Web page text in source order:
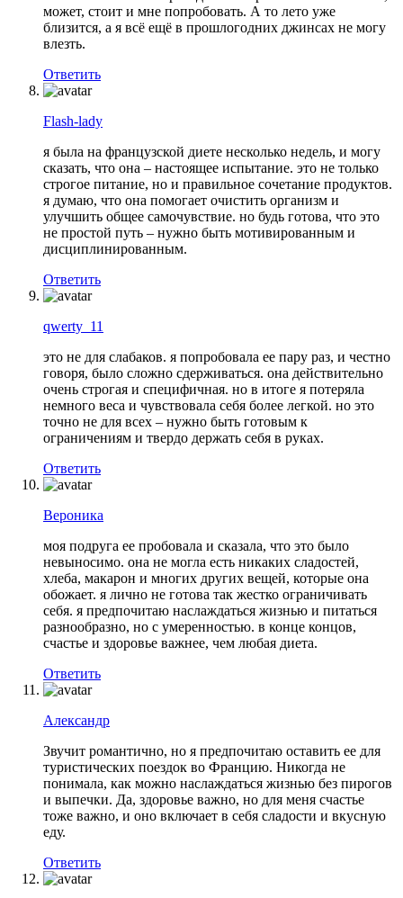
может, стоит и мне попробовать. А то лето уже
близится, а я всё ещё в прошлогодних джинсах не могу
влезть.
Ответить
Flash-lady
я была на французской диете несколько недель, и могу
сказать, что она – настоящее испытание. это не только
строгое питание, но и правильное сочетание продуктов.
я думаю, что она помогает очистить организм и
улучшить общее самочувствие. но будь готова, что это
не простой путь – нужно быть мотивированным и
дисциплинированным.
Ответить
qwerty_11
это не для слабаков. я попробовала ее пару раз, и честно
говоря, было сложно сдерживаться. она действительно
очень строгая и специфичная. но в итоге я потеряла
немного веса и чувствовала себя более легкой. но это
точно не для всех – нужно быть готовым к
ограничениям и твердо держать себя в руках.
Ответить
Вероника
моя подруга ее пробовала и сказала, что это было
невыносимо. она не могла есть никаких сладостей,
хлеба, макарон и многих других вещей, которые она
обожает. я лично не готова так жестко ограничивать
себя. я предпочитаю наслаждаться жизнью и питаться
разнообразно, но с умеренностью. в конце концов,
счастье и здоровье важнее, чем любая диета.
Ответить
Александр
Звучит романтично, но я предпочитаю оставить ее для
туристических поездок во Францию. Никогда не
понимала, как можно наслаждаться жизнью без пирогов
и выпечки. Да, здоровье важно, но для меня счастье
тоже важно, и оно включает в себя сладости и вкусную
еду.
Ответить